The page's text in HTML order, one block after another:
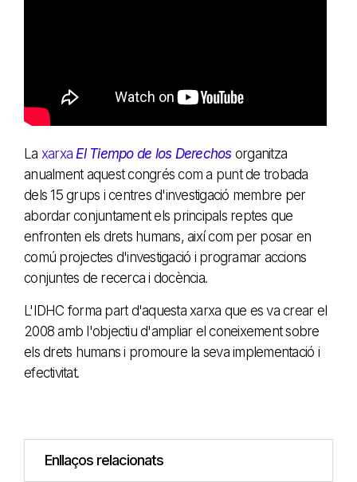
La xarxaEl Tiempo de los Derechos organitza
anualment aquest congrés com a punt de trobada
dels 15 grups i centres d'investigació membre per
abordar conjuntament els principals reptes que
enfronten els drets humans, així com per posar en
comú projectes d'investigació i programar accions
conjuntes de recerca i docència.
L'IDHC forma part d'aquesta xarxa que es va crear el
2008 amb l'objectiu d'ampliar el coneixement sobre
els drets humans i promoure la seva implementació i
efectivitat.
Enllaços relacionats